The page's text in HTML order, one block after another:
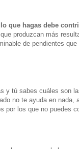
que hagas debe
produzcan más
de pendientes
y tú sabes cuáles son
no te ayuda en
por los que no puedes